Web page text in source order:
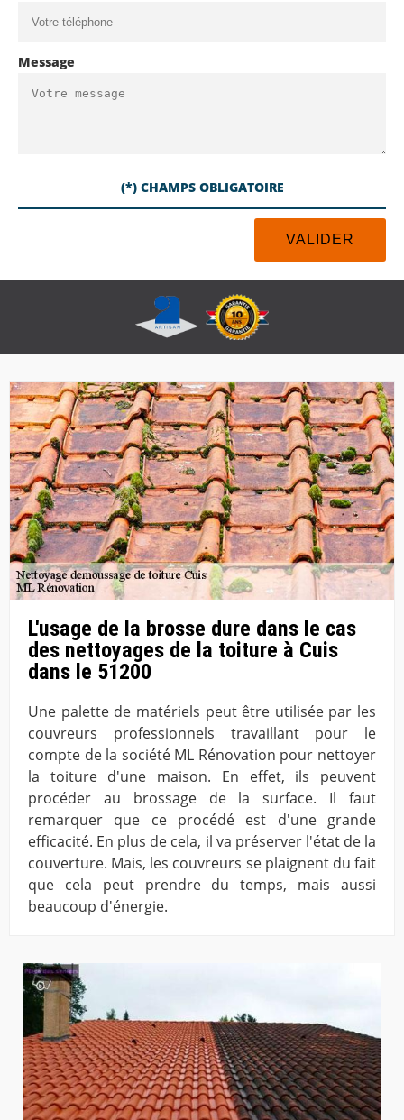
Message
(*) CHAMPS OBLIGATOIRE
L'usage de la brosse dure dans le cas
des nettoyages de la toiture à Cuis
dans le 51200
Une palette de matériels peut être utilisée par les
couvreurs professionnels travaillant pour le
compte de la société ML Rénovation pour nettoyer
la toiture d'une maison. En effet, ils peuvent
procéder au brossage de la surface. Il faut
remarquer que ce procédé est d'une grande
efficacité. En plus de cela, il va préserver l'état de la
couverture. Mais, les couvreurs se plaignent du fait
que cela peut prendre du temps, mais aussi
beaucoup d'énergie.